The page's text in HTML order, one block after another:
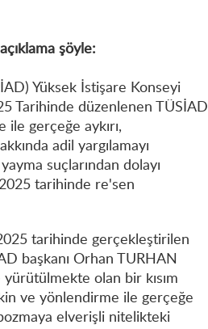
şöyle:
Yüksek İstişare Konseyi
Tarihinde düzenlenen TÜSİAD
gerçeğe aykırı,
adil yargılamayı
suçlarından dolayı
2025 tarihinde re'sen
tarihinde gerçekleştirilen
başkanı Orhan TURHAN
olan bir kısım
ve yönlendirme ile gerçeğe
elverişli nitelikteki